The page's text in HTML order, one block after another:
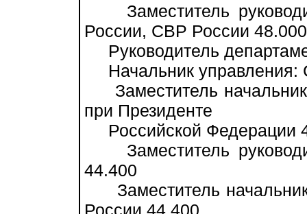
Заместитель
России, СВР России 48.000
Руководитель
Начальник управления:
Заместитель
при Президенте
Российской Федерации
Заместитель
44.400
Заместитель
России 44.400